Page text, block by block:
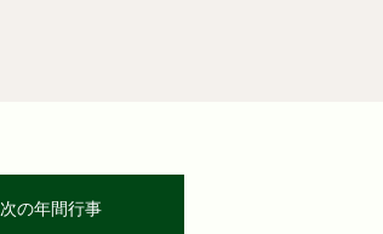
次の年間行事